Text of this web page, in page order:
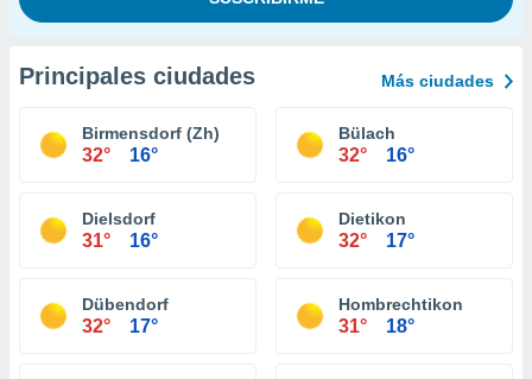
Principales ciudades Más ciudades
Birmensdorf (Zh)
32° 16°
Bülach
32° 16°
Dielsdorf
31° 16°
Dietikon
32° 17°
Dübendorf
32° 17°
Hombrechtikon
31° 18°